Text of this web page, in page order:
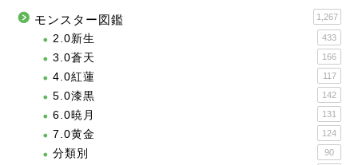
モンスター図鑑 1,267
2.0新生 433
3.0蒼天 166
4.0紅蓮 117
5.0漆黒 142
6.0暁月 131
7.0黄金 124
分類別 90